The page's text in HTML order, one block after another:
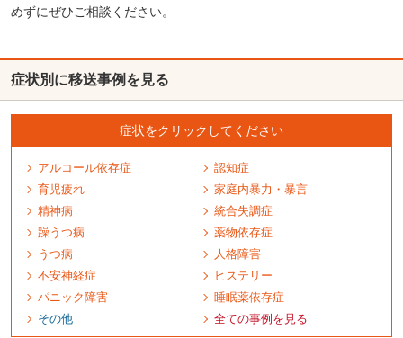
めずにぜひご相談ください。
症状別に移送事例を見る
症状をクリックしてください
アルコール依存症
認知症
育児疲れ
家庭内暴力 ・暴言
精神病
統合失調症
躁うつ病
薬物依存症
うつ病
人格障害
不安神経症
ヒステリー
パニック障害
睡眠薬依存症
その他
全ての事例を 見る